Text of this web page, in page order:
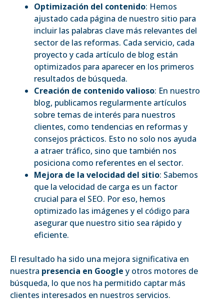
Optimización del contenido: Hemos
ajustado cada página de nuestro sitio para
incluir las palabras clave más relevantes del
sector de las reformas. Cada servicio, cada
proyecto y cada artículo de blog están
optimizados para aparecer en los primeros
resultados de búsqueda.
Creación de contenido valioso: En nuestro
blog, publicamos regularmente artículos
sobre temas de interés para nuestros
clientes, como tendencias en reformas y
consejos prácticos. Esto no solo nos ayuda
a atraer tráfico, sino que también nos
posiciona como referentes en el sector.
Mejora de la velocidad del sitio: Sabemos
que la velocidad de carga es un factor
crucial para el SEO. Por eso, hemos
optimizado las imágenes y el código para
asegurar que nuestro sitio sea rápido y
eficiente.
El resultado ha sido una mejora significativa en
nuestra presencia en Google y otros motores de
búsqueda, lo que nos ha permitido captar más
clientes interesados en nuestros servicios.